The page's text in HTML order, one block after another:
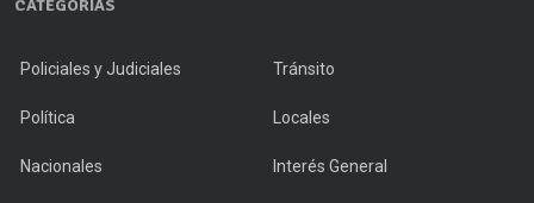
CATEGORIAS
Policiales y Judiciales Tránsito
Política Locales
Nacionales Interés General